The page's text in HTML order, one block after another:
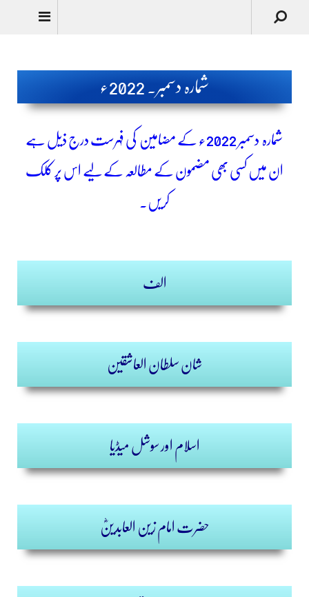
شمارہ دسمبر۔ 2022ء
شمارہ دسمبر 2022ء کے مضامین کی فہرست درج ذیل ہے
ان میں کسی بھی مضمون کے مطالعہ کے لیے اس پر کلک
کریں۔
الف
شان سلطان العاشقین
اسلام اور سوشل میڈیا
حضرت امام زین العابدینؓ